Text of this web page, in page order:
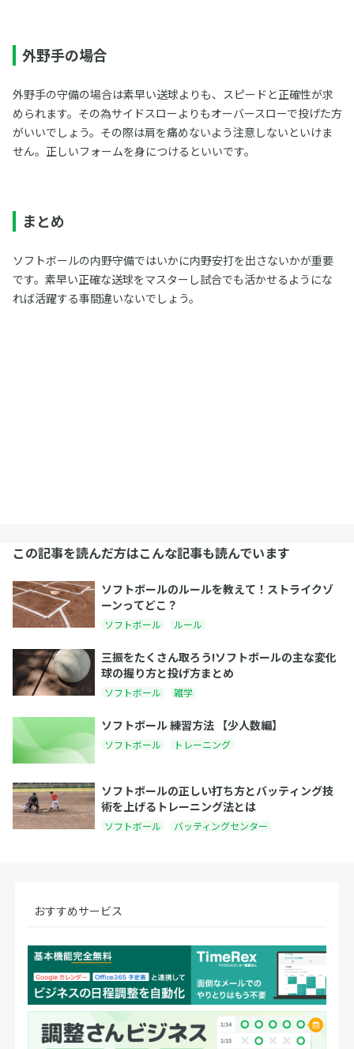
外野手の場合
外野手の守備の場合は素早い送球よりも、スピードと正確性が求
められます。その為サイドスローよりもオーバースローで投げた方
がいいでしょう。その際は肩を痛めないよう注意しないといけま
せん。正しいフォームを身につけるといいです。
まとめ
ソフトボールの内野守備ではいかに内野安打を出さないかが重要
です。素早い正確な送球をマスターし試合でも活かせるようにな
れば活躍する事間違いないでしょう。
この記事を読んだ方はこんな記事も読んでいます
ソフトボールのルールを教えて！ストライクゾ
ーンってどこ？
ソフトボール ルール
三振をたくさん取ろう!ソフトボールの主な変化
球の握り方と投げ方まとめ
ソフトボール 雑学
ソフトボール 練習方法 【少人数編】
ソフトボール トレーニング
ソフトボールの正しい打ち方とバッティング技
術を上げるトレーニング法とは
ソフトボール バッティングセンター
おすすめサービス